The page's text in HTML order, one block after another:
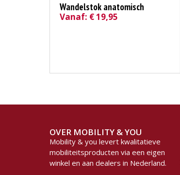
Wandelstok anatomisch
Vanaf: €19,95
OVER MOBILITY & YOU
Mobility & you levert kwalitatieve
mobiliteitsproducten via een eigen
winkel en aan dealers in Nederland.